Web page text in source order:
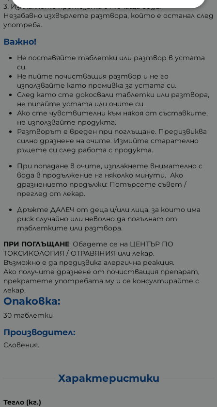
3. Изплакнете протезата с течаща вода.
Незабавно изхвърлете разтвора, който е останал след
употреба.
Важно!
He поставяйте таблетки или разтвор в устата
си.
He пийте почистващия разтвор и не го
използвайте като промивка за устата си.
След като сте докосвали таблетки или разтвора,
не пипайте устата или очите си.
Ако сте чувствителни към някоя от съставките,
не използвайте продукта.
Разтворът е вреден при поглъщане. Предизвиква
силно дразнене на очите. Измийте старателно
ръцете си след работа с продукта.
При попадане в очите, изплакнете внимателно с
вода в продължение на няколко минути. Ако
дразнението продължи: Потърсете съвет /
преглед от лекар.
Дръжте ДАЛЕЧ от деца и/или лица, за които има
риск случайно или неволно да погълнат от
таблетките или разтвора.
ПРИ ПОГЛЪЩАНЕ: Обадете се на ЦЕНТЪР ПО
ТОКСИКОЛОГИЯ / ОТРАВЯНИЯ или лекар.
Възможно е да предизвика алергична реакция.
Ако получите дразнене от почистващия препарат,
прекратете употребата му и се консултирайте с
лекар.
Опаковка:
30 таблетки
Производител:
Словения.
Характеристики
Тегло (кг.)